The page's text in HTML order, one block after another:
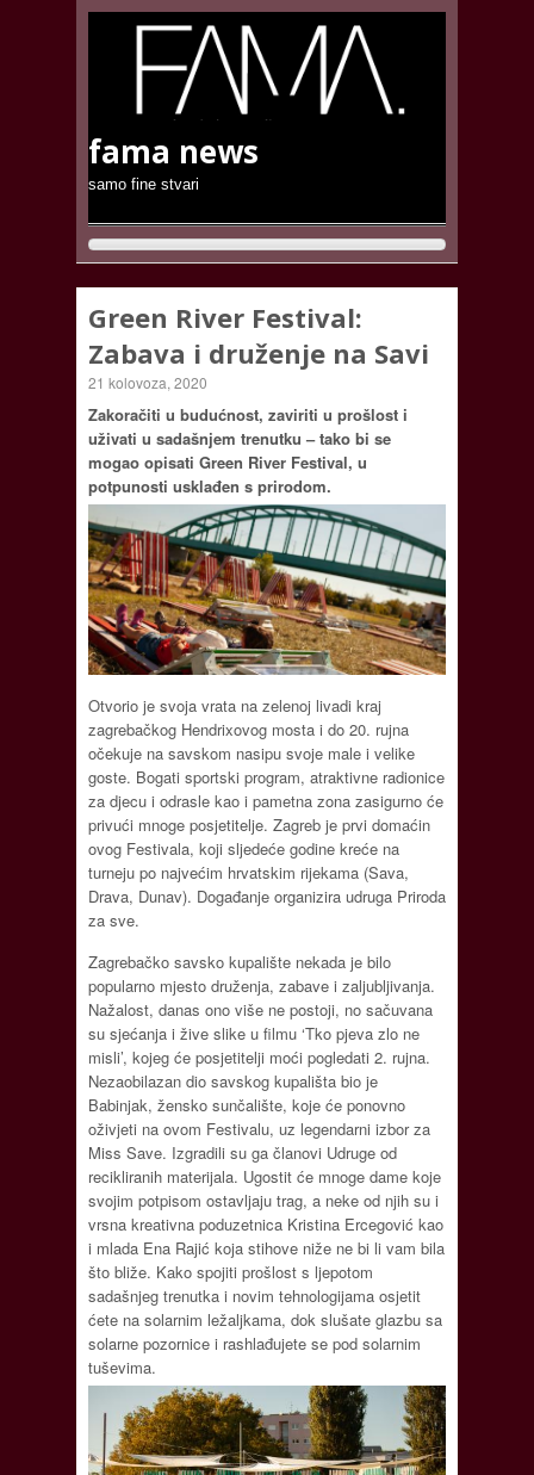
fama news
samo fine stvari
Green River Festival:
Zabava i druženje na Savi
21 kolovoza, 2020
Zakoračiti u budućnost, zaviriti u prošlost i
uživati u sadašnjem trenutku – tako bi se
mogao opisati Green River Festival, u
potpunosti usklađen s prirodom.
Otvorio je svoja vrata na zelenoj livadi kraj
zagrebačkog Hendrixovog mosta i do 20. rujna
očekuje na savskom nasipu svoje male i velike
goste. Bogati sportski program, atraktivne radionice
za djecu i odrasle kao i pametna zona zasigurno će
privući mnoge posjetitelje. Zagreb je prvi domaćin
ovog Festivala, koji sljedeće godine kreće na
turneju po najvećim hrvatskim rijekama (Sava,
Drava, Dunav). Događanje organizira udruga Priroda
za sve.
Zagrebačko savsko kupalište nekada je bilo
popularno mjesto druženja, zabave i zaljubljivanja.
Nažalost, danas ono više ne postoji, no sačuvana
su sjećanja i žive slike u filmu ‘Tko pjeva zlo ne
misli’, kojeg će posjetitelji moći pogledati 2. rujna.
Nezaobilazan dio savskog kupališta bio je
Babinjak, žensko sunčalište, koje će ponovno
oživjeti na ovom Festivalu, uz legendarni izbor za
Miss Save. Izgradili su ga članovi Udruge od
recikliranih materijala. Ugostit će mnoge dame koje
svojim potpisom ostavljaju trag, a neke od njih su i
vrsna kreativna poduzetnica Kristina Ercegović kao
i mlada Ena Rajić koja stihove niže ne bi li vam bila
što bliže. Kako spojiti prošlost s ljepotom
sadašnjeg trenutka i novim tehnologijama osjetit
ćete na solarnim ležaljkama, dok slušate glazbu sa
solarne pozornice i rashlađujete se pod solarnim
tuševima.